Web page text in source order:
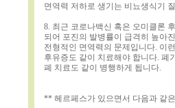
면역력 저하로 생기는 비뇨생식기
8. 최근 코로나백신 혹은 오미클론
되어 포진의 발병률이 급격히 높아
전형적인 면역력의 문제입니다. 이
후유증도 같이 치료해야 합니다. 폐
폐 치료도 같이 병행하게 됩니다.
** 헤르페스가 있으면서 다음과 같